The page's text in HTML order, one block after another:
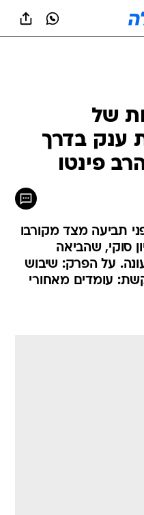
של
ענק בדרך
פינטו
תביעה מצד מקורבו
סוקי, שהביאה
על הפרק: שיבוש
עומדים מאחורי